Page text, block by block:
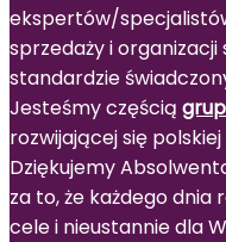
ekspertów/
sprzedaży i
standardzie
Jesteśmy częścią
rozwijającej się
Dziękujemy
za to, że każdego
cele i nieustannie dla